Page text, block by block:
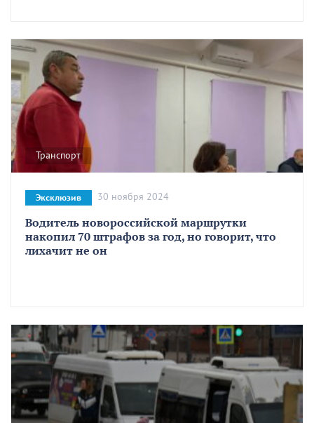
Транспорт
Водитель новороссийской маршрутки
накопил 70 штрафов за год, но говорит, что
лихачит не он
Эксклюзив 30 ноября 2024